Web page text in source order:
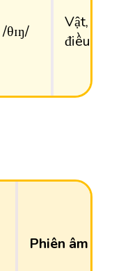
/θɪŋ/
Vật,
điều gì
Phiên âm